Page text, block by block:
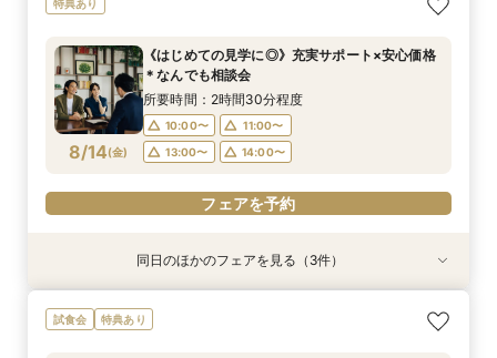
8/13 木)
10:00〜
11:00〜
13:00〜
14:00〜
フェアを予約
8/13 木)
10:00〜
11:00〜
13:00〜
14:00〜
フェアを予約
8/13 木)
9:00〜
10:00〜
14:00〜
15:00〜
電話予約のみ
特典あり
8/14(金)
《はじめての見学に◎》充実サポート×安心価格
＊なんでも相談会
所要時間：2時間30分程度
10:00〜
11:00〜
13:00〜
14:00〜
フェアを予約
特典あり
《少人数婚向け》4名～貸切OK＊プライベート感
◎試食付き相談会
特典あり
平日フェア《試食付》チャペル体験×選べる会場
見学×見積り相談
《お盆限定》帰省＆結婚報告に◎ご家族相談フェ
ア
同日のほかのフェアを見る（3件）
試食会 特典あり